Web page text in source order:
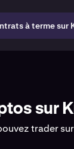
à terme sur
sur
trader